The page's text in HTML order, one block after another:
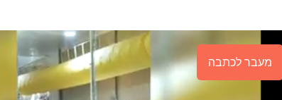
מעבר לכתבה